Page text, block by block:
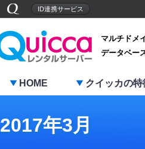
ID連携サービス
マルチドメ
データベー
HOME クイッカの特
2017年3月